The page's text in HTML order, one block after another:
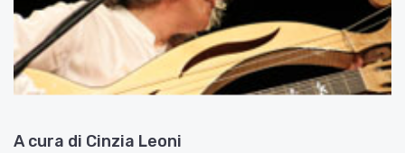
A cura di Cinzia Leoni